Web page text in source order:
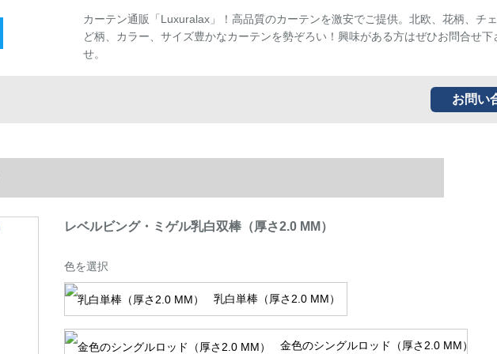
カーテン通販「Luxuralax」！高品質のカーテンを激安でご提供。北欧、花柄、チ
ど柄、カラー、サイズ豊かなカーテンを勢ぞろい！興味がある方はぜひお問合せ下
せ。
お問い
レベルビング・ミゲル乳白双棒（厚さ2.0 MM）
色を選択
乳白単棒（厚さ2.0 MM）
金色のシングルロッド（厚さ2.0 MM）